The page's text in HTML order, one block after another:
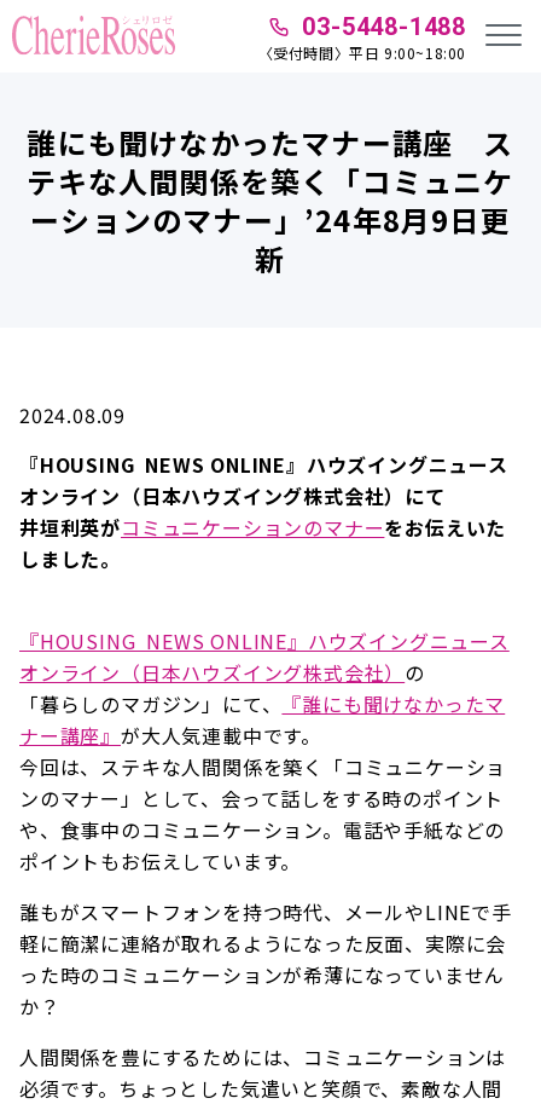
03-5448-1488
〈受付時間〉平日 9:00~18:00
誰にも聞けなかったマナー講座 ス
テキな人間関係を築く「コミュニケ
ーションのマナー」’24年8月9日更
新
2024.08.09
『HOUSING NEWS ONLINE』ハウズイングニュース
オンライン（日本ハウズイング株式会社）にて
井垣利英がコミュニケーションのマナーをお伝えいた
しました。
『HOUSING NEWS ONLINE』ハウズイングニュース
オンライン（日本ハウズイング株式会社） の
「暮らしのマガジン」にて、
『誰にも聞けなかったマ
ナー講座』 が大人気連載中です。
今回は、ステキな人間関係を築く「コミュニケーショ
ンのマナー」として、会って話しをする時のポイント
や、食事中のコミュニケーション。電話や手紙などの
ポイントもお伝えしています。
誰もがスマートフォンを持つ時代、メールやLINEで手
軽に簡潔に連絡が取れるようになった反面、実際に会
った時のコミュニケーションが希薄になっていません
か？
人間関係を豊にするためには、コミュニケーションは
必須です。ちょっとした気遣いと笑顔で、素敵な人間